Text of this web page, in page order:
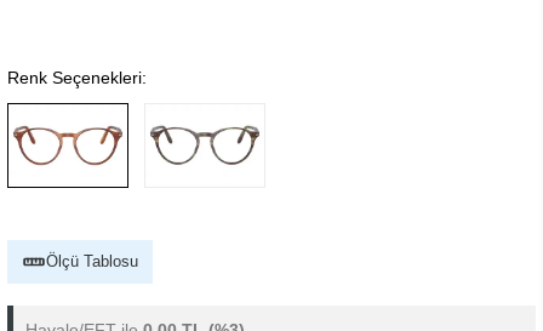
Renk Seçenekleri:
Ölçü Tablosu